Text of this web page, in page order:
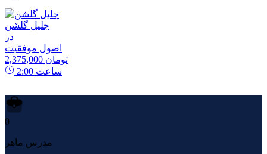
جلیل گلشن
در
اصول موفقیت
2,375,000 تومان
2:00 ساعت
0
مدرس ماهر